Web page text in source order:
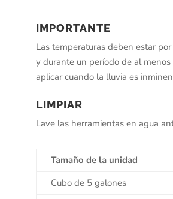
IMPORTANTE
Las temperaturas deben estar
y durante un período de al
aplicar cuando la lluvia es
LIMPIAR
Lave las herramientas en agua
Tamaño de la unidad
Cubo de 5 galones